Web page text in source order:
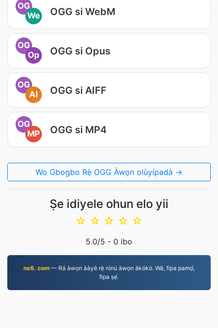
OG
We
OGG si WebM
OG
Op
OGG si Opus
OG
AI
OGG si AIFF
OG
MP
OGG si MP4
Wo Gbogbo Rẹ̀ OGG Àwọn olùyípadà →
Ṣe idiyele ohun elo yii
☆
☆
☆
☆
☆
5.0/5 - 0 ibo
ns6. com — Rá àwọn ààyè rẹ̀ nínú àwọn àkókò. Wá, fipa pamọ́,
fipa ṣẹ́.